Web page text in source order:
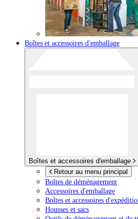
Boîtes et accessoires d'emballage
Boîtes et accessoires d'emballage
Retour au menu principal
Boîtes de déménagement
Accessoires d'emballage
Boîtes et accessoires
Housses et sacs